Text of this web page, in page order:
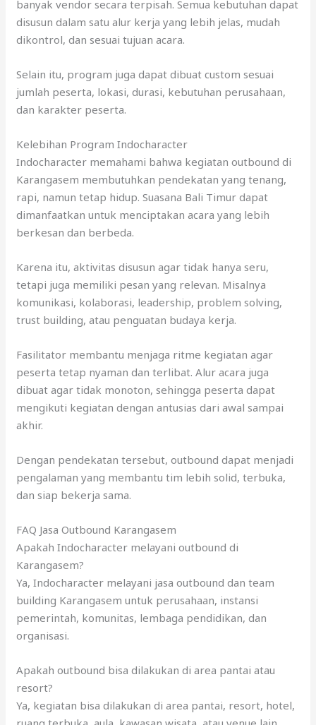
banyak vendor secara terpisah. Semua kebutuhan dapat
disusun dalam satu alur kerja yang lebih jelas, mudah
dikontrol, dan sesuai tujuan acara.
Selain itu, program juga dapat dibuat custom sesuai
jumlah peserta, lokasi, durasi, kebutuhan perusahaan,
dan karakter peserta.
Kelebihan Program Indocharacter
Indocharacter memahami bahwa kegiatan outbound di
Karangasem membutuhkan pendekatan yang tenang,
rapi, namun tetap hidup. Suasana Bali Timur dapat
dimanfaatkan untuk menciptakan acara yang lebih
berkesan dan berbeda.
Karena itu, aktivitas disusun agar tidak hanya seru,
tetapi juga memiliki pesan yang relevan. Misalnya
komunikasi, kolaborasi, leadership, problem solving,
trust building, atau penguatan budaya kerja.
Fasilitator membantu menjaga ritme kegiatan agar
peserta tetap nyaman dan terlibat. Alur acara juga
dibuat agar tidak monoton, sehingga peserta dapat
mengikuti kegiatan dengan antusias dari awal sampai
akhir.
Dengan pendekatan tersebut, outbound dapat menjadi
pengalaman yang membantu tim lebih solid, terbuka,
dan siap bekerja sama.
FAQ Jasa Outbound Karangasem
Apakah Indocharacter melayani outbound di
Karangasem?
Ya, Indocharacter melayani jasa outbound dan team
building Karangasem untuk perusahaan, instansi
pemerintah, komunitas, lembaga pendidikan, dan
organisasi.
Apakah outbound bisa dilakukan di area pantai atau
resort?
Ya, kegiatan bisa dilakukan di area pantai, resort, hotel,